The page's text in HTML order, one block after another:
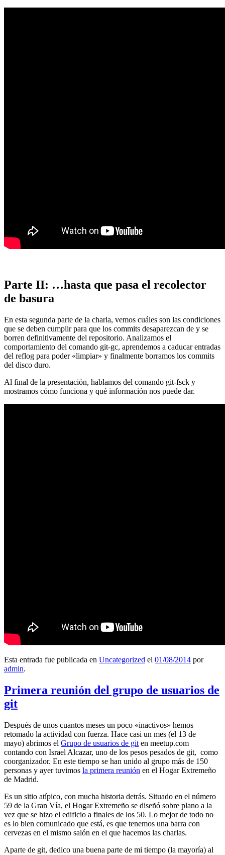
Parte II: …hasta que pasa el recolector
de basura
En esta segunda parte de la charla, vemos cuáles son las condiciones
que se deben cumplir para que los commits desaparezcan de y se
borren definitivamente del repositorio. Analizamos el
comportamiento del comando git-gc, aprendemos a caducar entradas
del reflog para poder «limpiar» y finalmente borramos los commits
del disco duro.
Al final de la presentación, hablamos del comando git-fsck y
mostramos cómo funciona y qué información nos puede dar.
Esta entrada fue publicada en Uncategorized el 01/08/2014 por
admin.
Primera reunión del grupo de usuarios de
git
Después de unos cuantos meses un poco «inactivos» hemos
retomado la actividad con fuerza. Hace casi un mes (el 13 de
mayo) abrimos el Grupo de usuarios de git en meetup.com
contando con Israel Alcazar, uno de los pesos pesados de git, como
coorganizador. En este tiempo se han unido al grupo más de 150
personas y ayer tuvimos la primera reunión en el Hogar Extremeño
de Madrid.
Es un sitio atípico, con mucha historia detrás. Situado en el número
59 de la Gran Vía, el Hogar Extremeño se diseñó sobre plano a la
vez que se hizo el edificio a finales de los 50. Lo mejor de todo no
es lo bien comunicado que está, es que tenemos una barra con
cervezas en el mismo salón en el que hacemos las charlas.
Aparte de git, dedico una buena parte de mi tiempo (la mayoría) al